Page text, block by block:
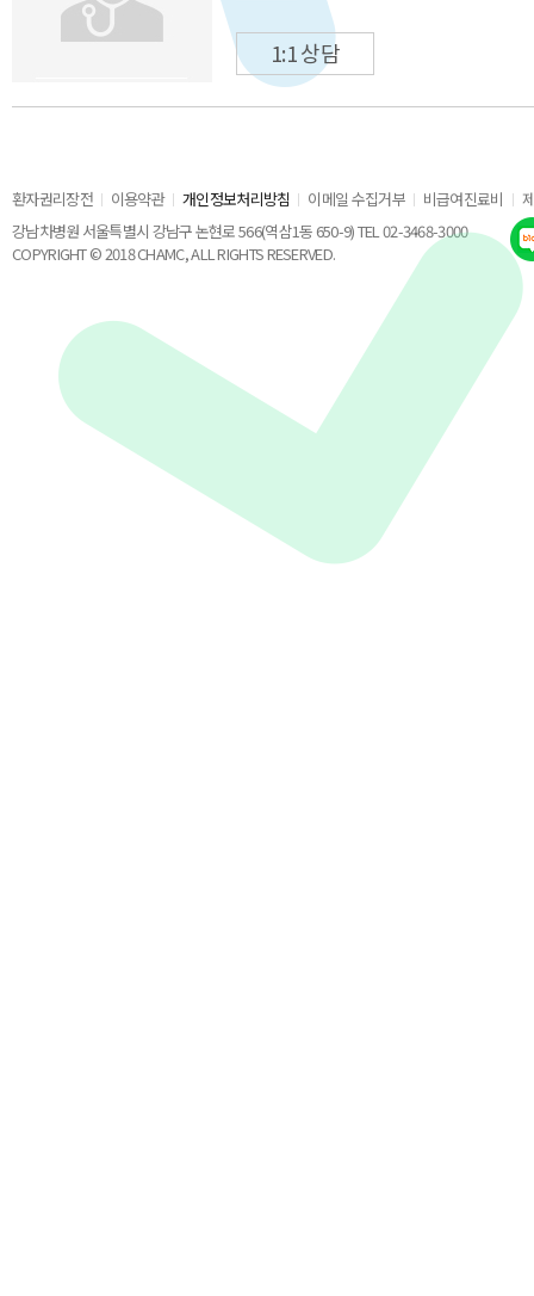
1:1 상담
환자권리장전 이용약관 개인정보처리방침 이메일 수집거부 비급여진료비
강남차병원 서울특별시 강남구 논현로 566(역삼1동 650-9) TEL 02-3468-3000
COPYRIGHT © 2018 CHAMC, ALL RIGHTS RESERVED.